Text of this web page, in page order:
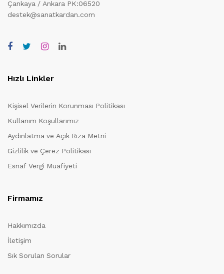
Çankaya / Ankara PK:06520
destek@sanatkardan.com
Hızlı Linkler
Kişisel Verilerin Korunması Politikası
Kullanım Koşullarımız
Aydınlatma ve Açık Rıza Metni
Gizlilik ve Çerez Politikası
Esnaf Vergi Muafiyeti
Firmamız
Hakkımızda
İletişim
Sık Sorulan Sorular